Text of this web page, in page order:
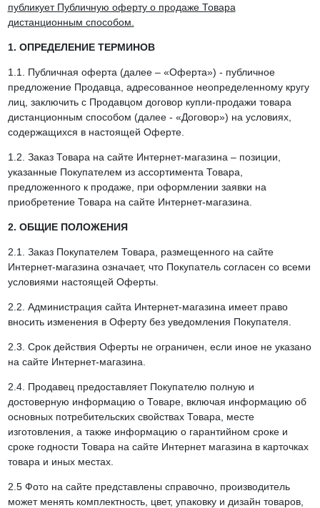
публикует Публичную оферту о продаже Товара
дистанционным способом.
1. ОПРЕДЕЛЕНИЕ ТЕРМИНОВ
1.1. Публичная оферта (далее – «Оферта») - публичное
предложение Продавца, адресованное неопределенному кругу
лиц, заключить с Продавцом договор купли-продажи товара
дистанционным способом (далее - «Договор») на условиях,
содержащихся в настоящей Оферте.
1.2. Заказ Товара на сайте Интернет-магазина – позиции,
указанные Покупателем из ассортимента Товара,
предложенного к продаже, при оформлении заявки на
приобретение Товара на сайте Интернет-магазина.
2. ОБЩИЕ ПОЛОЖЕНИЯ
2.1. Заказ Покупателем Товара, размещенного на сайте
Интернет-магазина означает, что Покупатель согласен со всеми
условиями настоящей Оферты.
2.2. Администрация сайта Интернет-магазина имеет право
вносить изменения в Оферту без уведомления Покупателя.
2.3. Срок действия Оферты не ограничен, если иное не указано
на сайте Интернет-магазина.
2.4. Продавец предоставляет Покупателю полную и
достоверную информацию о Товаре, включая информацию об
основных потребительских свойствах Товара, месте
изготовления, а также информацию о гарантийном сроке и
сроке годности Товара на сайте Интернет магазина в карточках
товара и иных местах.
2.5 Фото на сайте представлены справочно, производитель
может менять комплектность, цвет, упаковку и дизайн товаров,